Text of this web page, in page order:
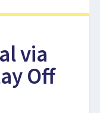
via
Off